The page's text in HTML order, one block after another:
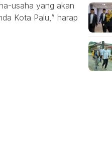
usaha yang akan
Kota Palu,” harap